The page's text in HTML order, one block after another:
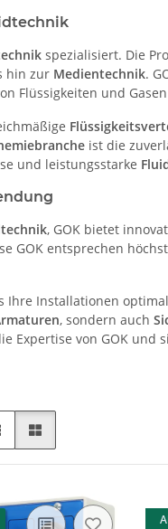
spezialisiert. Die
hin zur Medientechnik.
Flüssigkeiten und
ist die
und leistungsstarke
, GOK bietet
GOK entsprechen
Ihre Installationen
, sondern auch
Expertise von GOK